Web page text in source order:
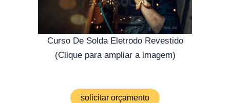
Curso De Solda Eletrodo Revestido
(Clique para ampliar a imagem)
solicitar orçamento